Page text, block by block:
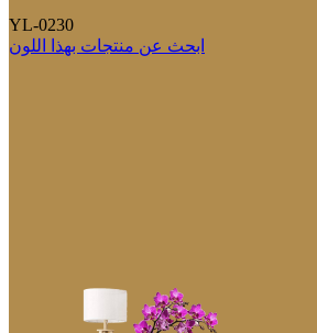
YL-0230
ابحث عن منتجات بهذا اللون